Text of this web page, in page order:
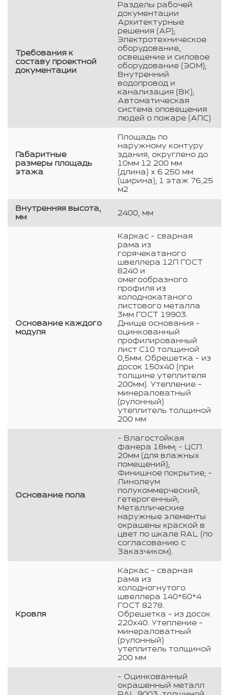
Требования к
составу проектной
документации
Разделы рабочей
документации
Архитектурные
решения (АР);
Электротехническое
оборудование,
освещение и силовое
оборудование (ЭОМ);
Внутренний
водопровод и
канализация (ВК);
Автоматическая
система оповещения
людей о пожаре (АПС)
Габаритные
размеры площадь
этажа
Площадь по
наружному контуру
здания, округлено до
10мм 12 200 мм
(длина) х 6 250 мм
(ширина); 1 этаж 76,25
м2
Внутренняя высота,
мм
2400, мм
Основание каждого
модуля
Каркас - сварная
рама из
горячекатаного
швеллера 12П ГОСТ
8240 и
омегообразного
профиля из
холоднокатаного
листового металла
3мм ГОСТ 19903.
Днище основания -
оцинкованный
профилированный
лист С10 толщиной
0,5мм. Обрешетка - из
досок 150х40 (при
толщине утеплителя
200мм). Утепление -
минераловатный
(рулонный)
утеплитель толщиной
200 мм
Основание пола
- Влагостойкая
фанера 18мм; - ЦСП
20мм (для влажных
помещений);
Финишное покрытие; -
Линолеум
полукоммерческий,
гетерогенный;
Металлические
наружные элементы
окрашены краской в
цвет по шкале RAL (по
согласованию с
Заказчиком).
Кровля
Каркас - сварная
рама из
холодногнутого
швеллера 140*60*4
ГОСТ 8278.
Обрешетка - из досок
220х40. Утепление -
минераловатный
(рулонный)
утеплитель толщиной
200 мм
- Оцинкованный
окрашенный металл